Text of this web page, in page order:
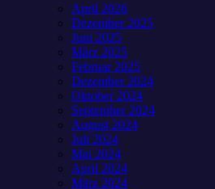
April 2026
Dezember 2025
Juni 2025
März 2025
Februar 2025
Dezember 2024
Oktober 2024
September 2024
August 2024
Juli 2024
Mai 2024
April 2024
März 2024